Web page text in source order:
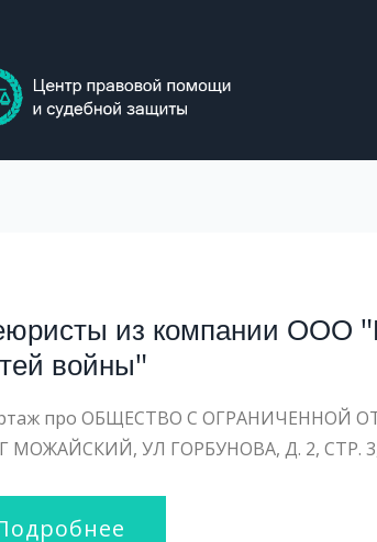
из компании ООО
войны"
про ОБЩЕСТВО С ОГРАНИЧЕННОЙ
МОЖАЙСКИЙ, УЛ ГОРБУНОВА, Д. 2, СТР.